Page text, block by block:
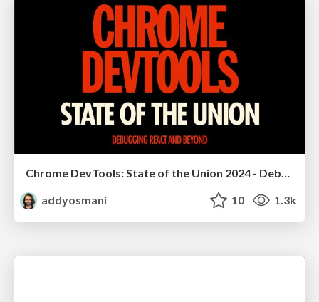
Chrome DevTools: State of the Union 2024 - Debugging React & Beyond
addyosmani
10 1.3k